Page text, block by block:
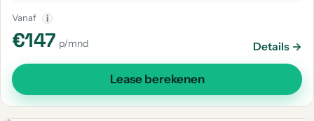
Vanaf i
€147 p/mnd Details →
Lease berekenen